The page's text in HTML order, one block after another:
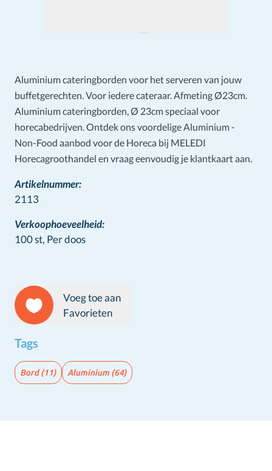
Aluminium cateringborden voor het serveren van jouw
buffetgerechten. Voor iedere cateraar. Afmeting Ø23cm.
Aluminium cateringborden, Ø 23cm speciaal voor
horecabedrijven. Ontdek ons voordelige Aluminium -
Non-Food aanbod voor de Horeca bij MELEDI
Horecagroothandel en vraag eenvoudig je klantkaart aan.
Artikelnummer:
2113
Verkoophoeveelheid:
100 st, Per doos
Voeg toe aan
Favorieten
Tags
Bord(11) Aluminium (64)